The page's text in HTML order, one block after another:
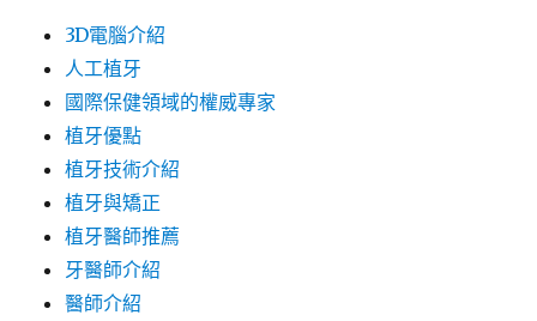
3D電腦介紹
人工植牙
國際保健領域的權威專家
植牙優點
植牙技術介紹
植牙與矯正
植牙醫師推薦
牙醫師介紹
醫師介紹